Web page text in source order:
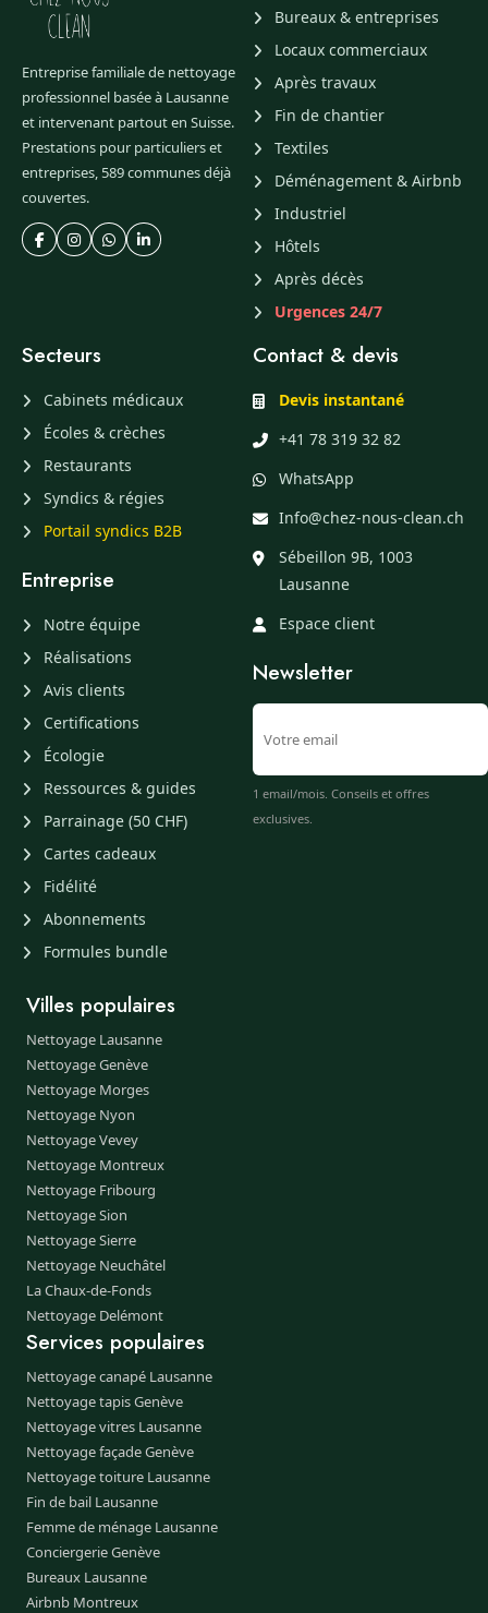
Entreprise familiale de nettoyage
professionnel basée à Lausanne
et intervenant partout en Suisse.
Prestations pour particuliers et
entreprises, 589 communes déjà
couvertes.
Bureaux & entreprises
Locaux commerciaux
Après travaux
Fin de chantier
Textiles
Déménagement & Airbnb
Industriel
Hôtels
Après décès
Urgences 24/7
Secteurs
Cabinets médicaux
Écoles & crèches
Restaurants
Syndics & régies
Portail syndics B2B
Entreprise
Notre équipe
Réalisations
Avis clients
Certifications
Écologie
Ressources & guides
Parrainage (50 CHF)
Cartes cadeaux
Fidélité
Abonnements
Formules bundle
Contact & devis
Devis instantané
+41 78 319 32 82
WhatsApp
Info@chez-nous-clean.ch
Sébeillon 9B, 1003
Lausanne
Espace client
Newsletter
1 email/mois. Conseils et offres
exclusives.
Villes populaires
Nettoyage Lausanne
Nettoyage Genève
Nettoyage Morges
Nettoyage Nyon
Nettoyage Vevey
Nettoyage Montreux
Nettoyage Fribourg
Nettoyage Sion
Nettoyage Sierre
Nettoyage Neuchâtel
La Chaux-de-Fonds
Nettoyage Delémont
Services populaires
Nettoyage canapé Lausanne
Nettoyage tapis Genève
Nettoyage vitres Lausanne
Nettoyage façade Genève
Nettoyage toiture Lausanne
Fin de bail Lausanne
Femme de ménage Lausanne
Conciergerie Genève
Bureaux Lausanne
Airbnb Montreux